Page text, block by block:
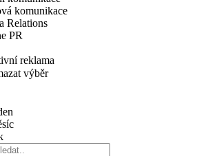
komunikace
Relations
PR
reklama
výběr